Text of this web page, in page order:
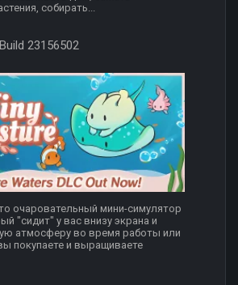
собирать...
23156502
очаровательный мини-симулятор
"сидит" у вас внизу экрана и
атмосферу во время работы или
покупаете и выращиваете